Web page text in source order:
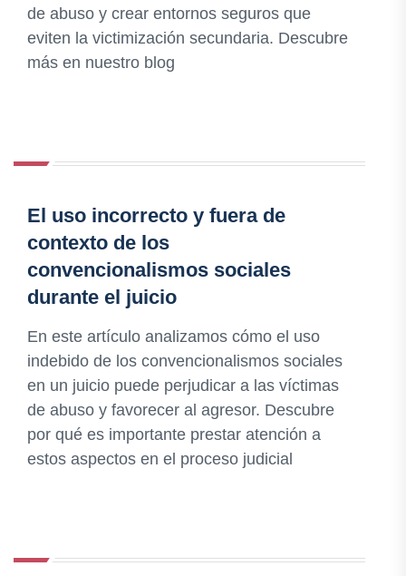
de abuso y crear entornos seguros que
eviten la victimización secundaria. Descubre
más en nuestro blog
El uso incorrecto y fuera de
contexto de los
convencionalismos sociales
durante el juicio
En este artículo analizamos cómo el uso
indebido de los convencionalismos sociales
en un juicio puede perjudicar a las víctimas
de abuso y favorecer al agresor. Descubre
por qué es importante prestar atención a
estos aspectos en el proceso judicial